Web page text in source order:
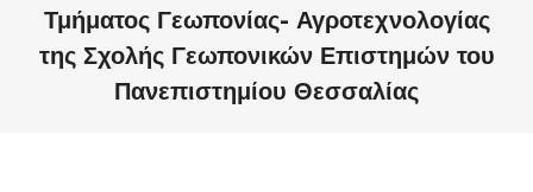
Τμήματος Γεωπονίας- Αγροτεχνολογίας
της Σχολής Γεωπονικών Επιστημών του
Πανεπιστημίου Θεσσαλίας